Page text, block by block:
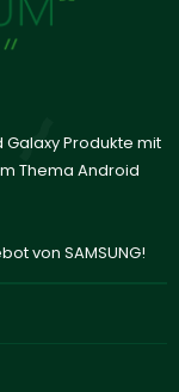
Produkte mit
Thema Android
von SAMSUNG!